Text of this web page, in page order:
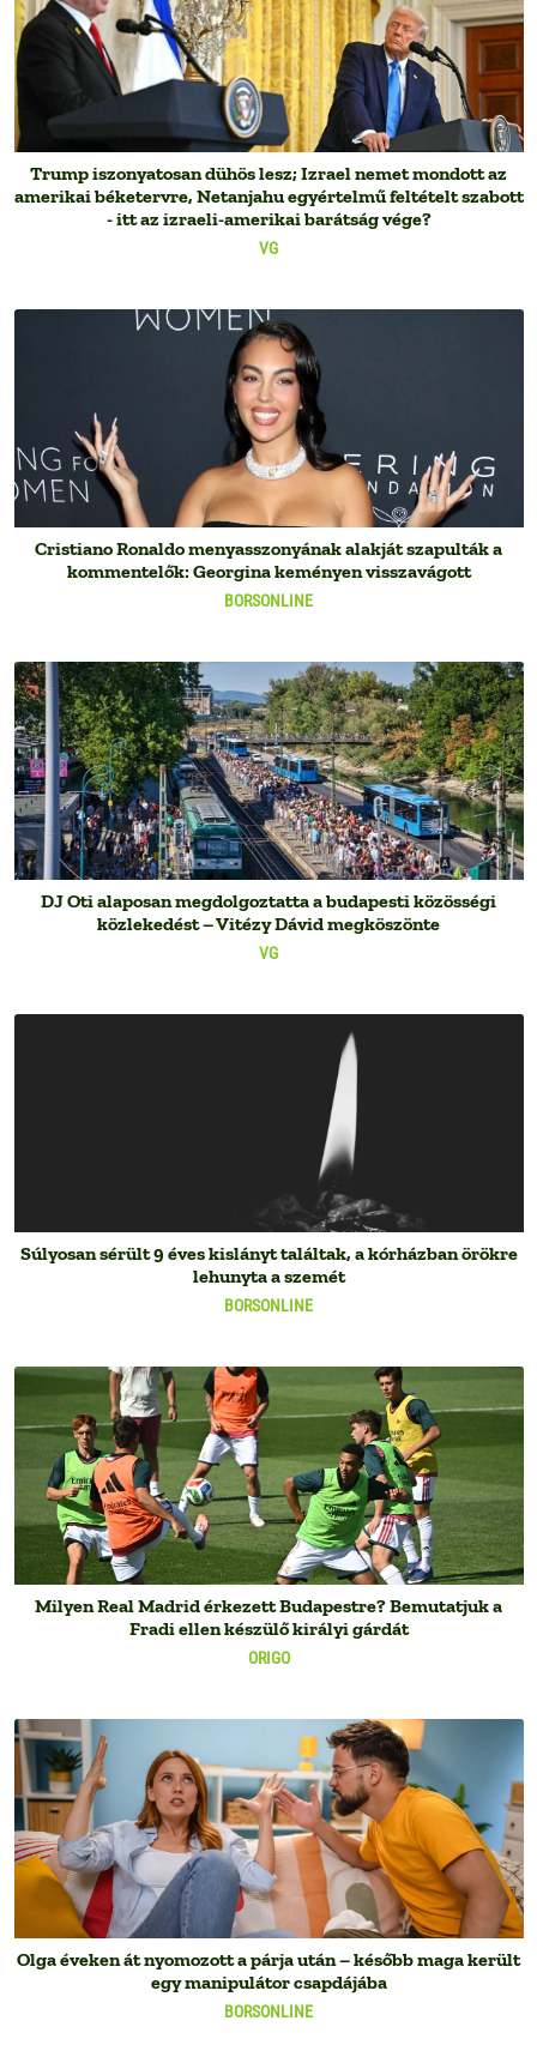
VG
Trump iszonyatosan dühös lesz; Izrael nemet mondott az
amerikai béketervre, Netanjahu egyértelmű feltételt szabott
- itt az izraeli-amerikai barátság vége?
BORSONLINE
Cristiano Ronaldo menyasszonyának alakját szapulták a
kommentelők: Georgina keményen visszavágott
VG
DJ Oti alaposan megdolgoztatta a budapesti közösségi
közlekedést – Vitézy Dávid megköszönte
BORSONLINE
Súlyosan sérült 9 éves kislányt találtak, a kórházban örökre
lehunyta a szemét
ORIGO
Milyen Real Madrid érkezett Budapestre? Bemutatjuk a
Fradi ellen készülő királyi gárdát
BORSONLINE
Olga éveken át nyomozott a párja után – később maga került
egy manipulátor csapdájába